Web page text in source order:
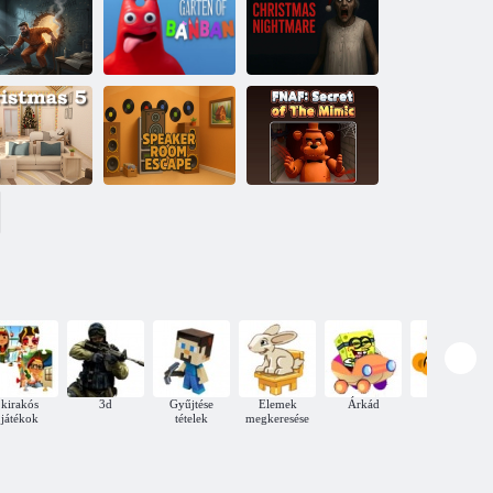
Amgel Kids
Room Escape
400
Az utolsó 15
utazás
Garten Of
BanBan
Nagyi
karácsonyi
rémálma
kirakós
játékok
3d
Gyűjtése
tételek
Elemek
megkeresése
Árkád